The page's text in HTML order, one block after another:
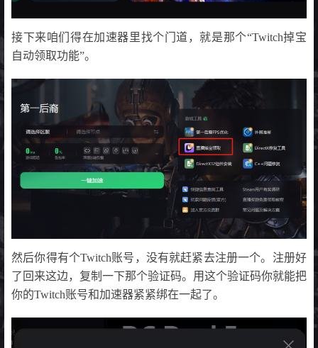
接下来咱们得在加速器里找个门道，就是那个“Twitch掉宝
自动领取功能”。
然后你得有个Twitch账号，没有就赶紧去注册一个。注册好
了回来这边，复制一下那个验证码。用这个验证码你就能把
你的Twitch账号和加速器紧紧绑在一起了。